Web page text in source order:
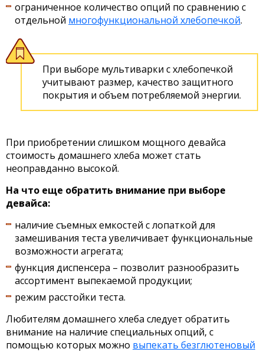
ограниченное количество опций по сравнению с
отдельной многофункциональной хлебопечкой.
При выборе мультиварки с хлебопечкой
учитывают размер, качество защитного
покрытия и объем потребляемой энергии.
При приобретении слишком мощного девайса
стоимость домашнего хлеба может стать
неоправданно высокой.
На что еще обратить внимание при выборе
девайса:
наличие съемных емкостей с лопаткой для
замешивания теста увеличивает функциональные
возможности агрегата;
функция диспенсера – позволит разнообразить
ассортимент выпекаемой продукции;
режим расстойки теста.
Любителям домашнего хлеба следует обратить
внимание на наличие специальных опций, с
помощью которых можно выпекать безглютеновый